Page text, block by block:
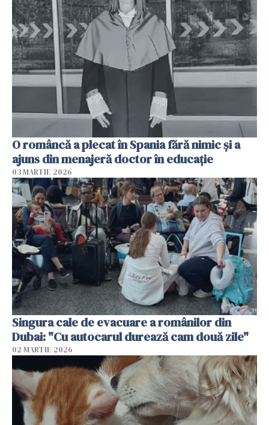
O româncă a plecat în Spania fără nimic și a
ajuns din menajeră doctor în educație
03 MARTIE 2026
Singura cale de evacuare a românilor din
Dubai: "Cu autocarul durează cam două zile"
02 MARTIE 2026